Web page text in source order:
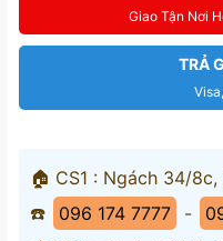
Giao Tận Nơi
TRẢ
🏠 CS1 : Ngách 34/8c,
☎️
096 174 7777 -